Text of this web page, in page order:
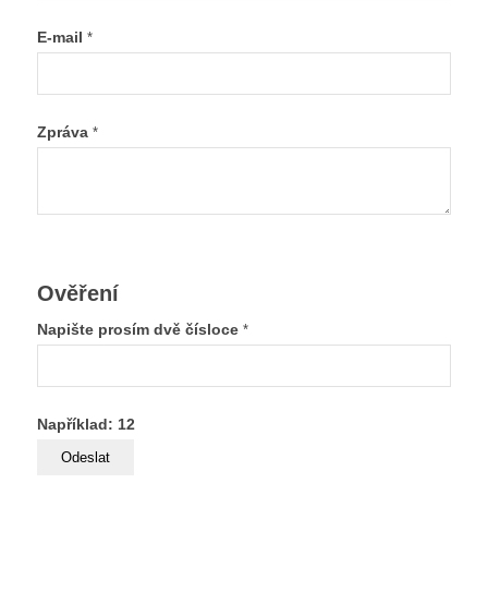
E-mail *
Zpráva *
Ověření
Napište prosím dvě čísloce *
Například: 12